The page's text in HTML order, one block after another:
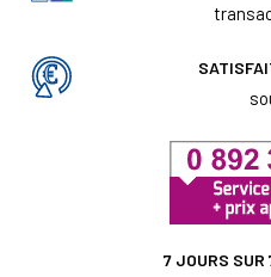
7 JOURS SUR